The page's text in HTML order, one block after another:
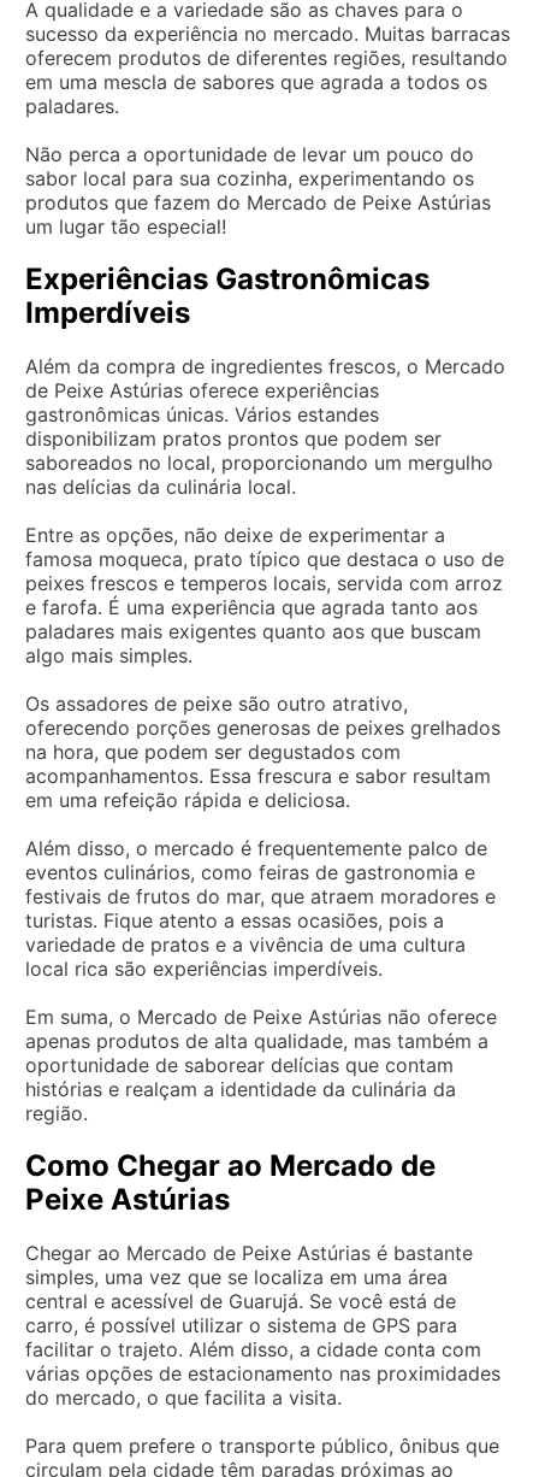
A qualidade e a variedade são as chaves para o
sucesso da experiência no mercado. Muitas barracas
oferecem produtos de diferentes regiões, resultando
em uma mescla de sabores que agrada a todos os
paladares.
Não perca a oportunidade de levar um pouco do
sabor local para sua cozinha, experimentando os
produtos que fazem do Mercado de Peixe Astúrias
um lugar tão especial!
Experiências Gastronômicas
Imperdíveis
Além da compra de ingredientes frescos, o Mercado
de Peixe Astúrias oferece experiências
gastronômicas únicas. Vários estandes
disponibilizam pratos prontos que podem ser
saboreados no local, proporcionando um mergulho
nas delícias da culinária local.
Entre as opções, não deixe de experimentar a
famosa moqueca, prato típico que destaca o uso de
peixes frescos e temperos locais, servida com arroz
e farofa. É uma experiência que agrada tanto aos
paladares mais exigentes quanto aos que buscam
algo mais simples.
Os assadores de peixe são outro atrativo,
oferecendo porções generosas de peixes grelhados
na hora, que podem ser degustados com
acompanhamentos. Essa frescura e sabor resultam
em uma refeição rápida e deliciosa.
Além disso, o mercado é frequentemente palco de
eventos culinários, como feiras de gastronomia e
festivais de frutos do mar, que atraem moradores e
turistas. Fique atento a essas ocasiões, pois a
variedade de pratos e a vivência de uma cultura
local rica são experiências imperdíveis.
Em suma, o Mercado de Peixe Astúrias não oferece
apenas produtos de alta qualidade, mas também a
oportunidade de saborear delícias que contam
histórias e realçam a identidade da culinária da
região.
Como Chegar ao Mercado de
Peixe Astúrias
Chegar ao Mercado de Peixe Astúrias é bastante
simples, uma vez que se localiza em uma área
central e acessível de Guarujá. Se você está de
carro, é possível utilizar o sistema de GPS para
facilitar o trajeto. Além disso, a cidade conta com
várias opções de estacionamento nas proximidades
do mercado, o que facilita a visita.
Para quem prefere o transporte público, ônibus que
circulam pela cidade têm paradas próximas ao